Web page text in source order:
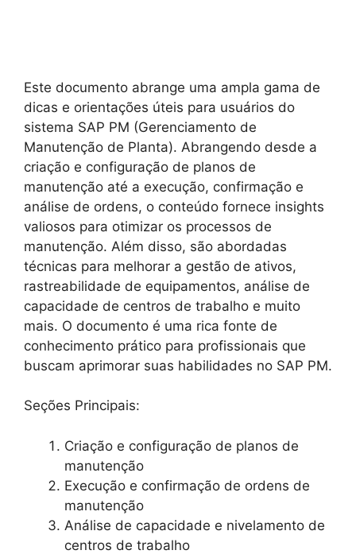
Este documento abrange uma ampla gama de
dicas e orientações úteis para usuários do
sistema SAP PM (Gerenciamento de
Manutenção de Planta). Abrangendo desde a
criação e configuração de planos de
manutenção até a execução, confirmação e
análise de ordens, o conteúdo fornece insights
valiosos para otimizar os processos de
manutenção. Além disso, são abordadas
técnicas para melhorar a gestão de ativos,
rastreabilidade de equipamentos, análise de
capacidade de centros de trabalho e muito
mais. O documento é uma rica fonte de
conhecimento prático para profissionais que
buscam aprimorar suas habilidades no SAP PM.
Seções Principais:
Criação e configuração de planos de
manutenção
Execução e confirmação de ordens de
manutenção
Análise de capacidade e nivelamento de
centros de trabalho